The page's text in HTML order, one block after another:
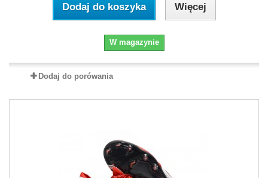
Dodaj do koszyka Więcej
W magazynie
Dodaj do porówania